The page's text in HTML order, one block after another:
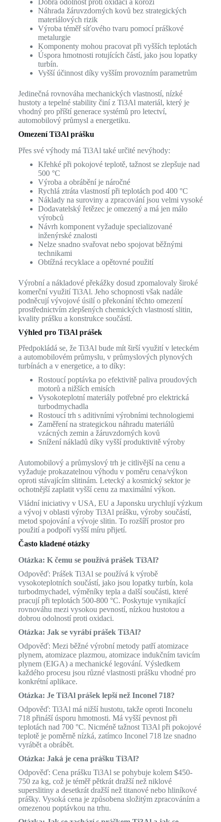
Náhrada žáruvzdorných kovů bez strategických
materiálových rizik
Výroba téměř síťového tvaru pomocí práškové
metalurgie
Komponenty mohou pracovat při vyšších teplotách
Úspora hmotnosti rotujících částí, jako jsou lopatky
turbín.
Vyšší účinnost díky vyšším provozním parametrům
Jedinečná rovnováha mechanických vlastností, nízké
hustoty a tepelné stability činí z Ti3Al materiál, který je
vhodný pro příští generace systémů pro letectví,
automobilový průmysl a energetiku.
Omezení Ti3Al prášku
Přes své výhody má Ti3Al také určité nevýhody:
Křehké při pokojové teplotě, tažnost se zlepšuje nad
500 °C
Výroba a obrábění je náročné
Rychlá ztráta vlastností při teplotách pod 400 °C
Náklady na suroviny a zpracování jsou velmi vysoké
Dodavatelský řetězec je omezený a má jen málo
výrobců
Návrh komponent vyžaduje specializované
inženýrské znalosti
Nelze snadno svařovat nebo spojovat běžnými
technikami
Obtížná recyklace a opětovné použití
Výrobní a nákladové překážky dosud zpomalovaly široké
komerční využití Ti3Al. Jeho schopnosti však nadále
podněcují vývojové úsilí o překonání těchto omezení
prostřednictvím zlepšených chemických vlastností slitin,
kvality prášku a konstrukce součástí.
Výhled pro Ti3Al prášek
Předpokládá se, že Ti3Al bude mít širší využití v leteckém
a automobilovém průmyslu, v průmyslových plynových
turbínách a v energetice, a to díky:
Rostoucí poptávka po efektivitě paliva proudových
motorů a nižších emisích
Vysokoteplotní materiály potřebné pro elektrická
turbodmychadla
Rostoucí trh s aditivními výrobními technologiemi
Zaměření na strategickou náhradu materiálů
vzácných zemin a žáruvzdorných kovů
Snížení nákladů díky vyšší produktivitě výroby
Automobilový a průmyslový trh je citlivější na cenu a
vyžaduje prokazatelnou výhodu v poměru cena/výkon
oproti stávajícím slitinám. Letecký a kosmický sektor je
ochotnější zaplatit vyšší cenu za maximální výkon.
Vládní iniciativy v USA, EU a Japonsku urychlují výzkum
a vývoj v oblasti výroby Ti3Al prášku, výroby součástí,
metod spojování a vývoje slitin. To rozšíří prostor pro
použití a podpoří vyšší míru přijetí.
Často kladené otázky
Otázka: K čemu se používá prášek Ti3Al?
Odpověď: Prášek Ti3Al se používá k výrobě
vysokoteplotních součástí, jako jsou lopatky turbín, kola
turbodmychadel, výměníky tepla a další součásti, které
pracují při teplotách 500-800 °C. Poskytuje vynikající
rovnováhu mezi vysokou pevností, nízkou hustotou a
dobrou odolností proti oxidaci.
Otázka: Jak se vyrábí prášek Ti3Al?
Odpověď: Mezi běžné výrobní metody patří atomizace
plynem, atomizace plazmou, atomizace indukčním tavicím
plynem (EIGA) a mechanické legování. Výsledkem
každého procesu jsou různé vlastnosti prášku vhodné pro
konkrétní aplikace.
Otázka: Je Ti3Al prášek lepší než Inconel 718?
Odpověď: Ti3Al má nižší hustotu, takže oproti Inconelu
718 přináší úsporu hmotnosti. Má vyšší pevnost při
teplotách nad 700 °C. Nicméně tažnost Ti3Al při pokojové
teplotě je poměrně nízká, zatímco Inconel 718 lze snadno
vyrábět a obrábět.
Otázka: Jaká je cena prášku Ti3Al?
Odpověď: Cena prášku Ti3Al se pohybuje kolem $450-
750 za kg, což je téměř pětkrát dražší než niklové
superslitiny a desetkrát dražší než titanové nebo hliníkové
prášky. Vysoká cena je způsobena složitým zpracováním a
omezenou poptávkou na trhu.